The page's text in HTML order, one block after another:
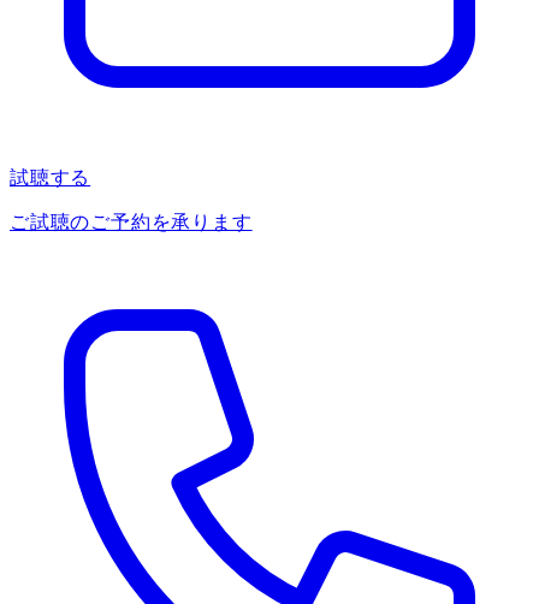
試聴する
ご試聴のご予約を承ります